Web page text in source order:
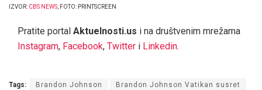
IZVOR: CBS NEWS , FOTO: PRINTSCREEN
Pratite portal Aktuelnosti.us i na društvenim mrežama
Instagram, Facebook, Twitter i Linkedin.
Tags: Brandon Johnson Brandon Johnson Vatikan susret